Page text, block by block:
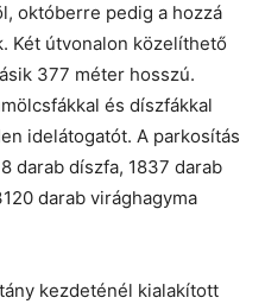
októberre pedig a hozzá
Két útvonalon közelíthető
377 méter hosszú.
és díszfákkal
idelátogatót. A parkosítás
darab díszfa, 1837 darab
darab virághagyma
kezdeténél kialakított